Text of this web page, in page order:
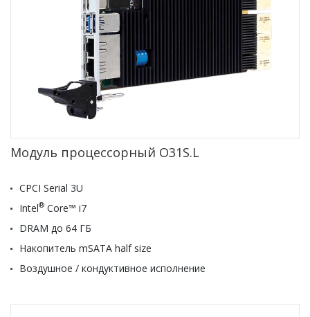
Модуль процессорный O31S.L
CPCI Serial 3U
Intel® Core™ i7
DRAM до 64 ГБ
Накопитель mSATA half size
Воздушное / кондуктивное исполнение